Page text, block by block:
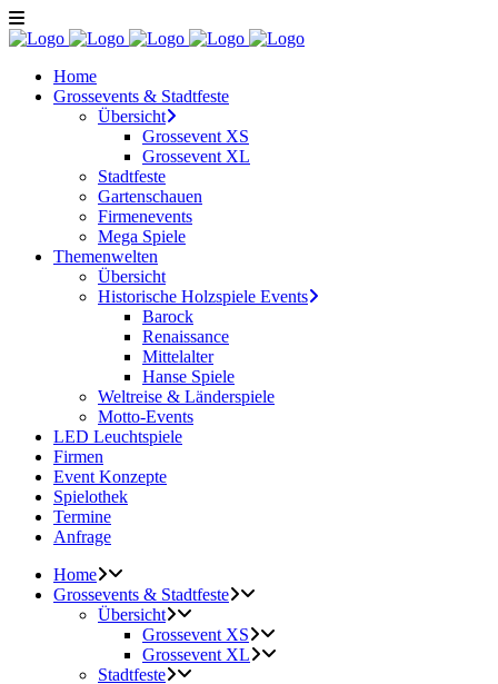
Home
Grossevents & Stadtfeste
Übersicht
Grossevent XS
Grossevent XL
Stadtfeste
Gartenschauen
Firmenevents
Mega Spiele
Themenwelten
Übersicht
Historische Holzspiele Events
Barock
Renaissance
Mittelalter
Hanse Spiele
Weltreise & Länderspiele
Motto-Events
LED Leuchtspiele
Firmen
Event Konzepte
Spielothek
Termine
Anfrage
Home
Grossevents & Stadtfeste
Übersicht
Grossevent XS
Grossevent XL
Stadtfeste